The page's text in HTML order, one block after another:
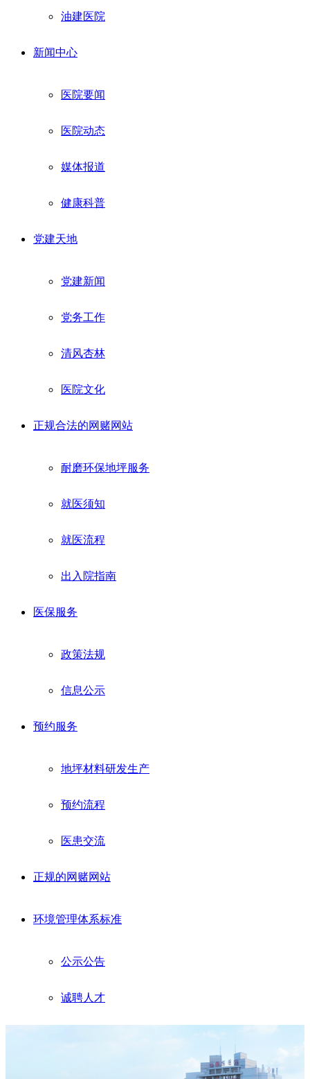
油建医院
新闻中心
医院要闻
医院动态
媒体报道
健康科普
党建天地
党建新闻
党务工作
清风杏林
医院文化
正规合法的网赌网站
耐磨环保地坪服务
就医须知
就医流程
出入院指南
医保服务
政策法规
信息公示
预约服务
地坪材料研发生产
预约流程
医患交流
正规的网赌网站
环境管理体系标准
公示公告
诚聘人才